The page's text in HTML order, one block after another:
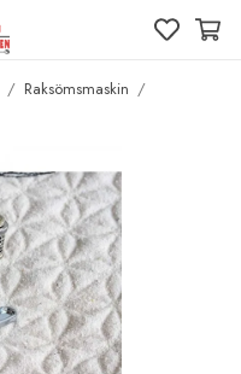
/ Raksömsmaskin /